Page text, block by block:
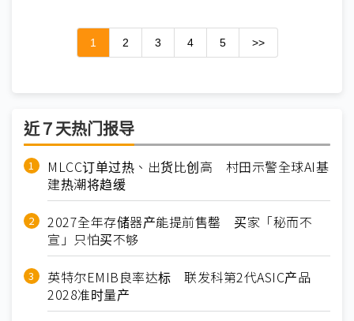
1 2 3 4 5 >>
近７天热门报导
MLCC订单过热、出货比创高 村田示警全球AI基
建热潮将趋缓
2027全年存储器产能提前售罄 买家「秘而不
宣」只怕买不够
英特尔EMIB良率达标 联发科第2代ASIC产品
2028准时量产